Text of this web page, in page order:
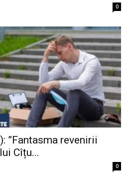
0
”Fantasma revenirii
Cîțu...
0